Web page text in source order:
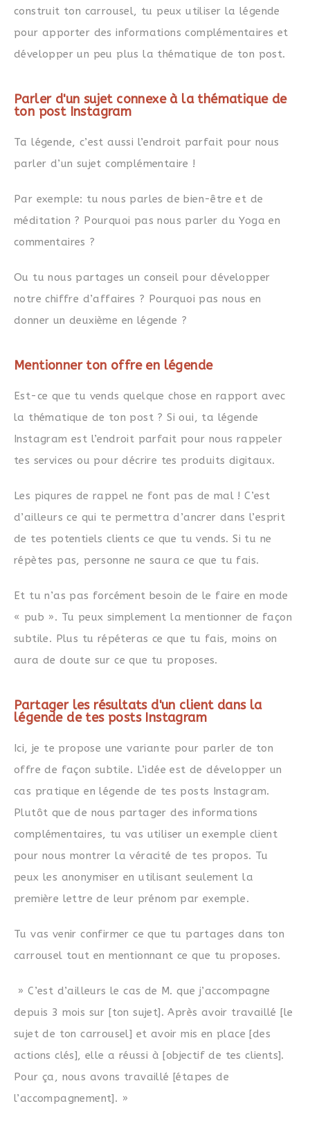
construit ton carrousel, tu peux utiliser la légende
pour apporter des informations complémentaires et
développer un peu plus la thématique de ton post.
Parler d'un sujet connexe à la thématique de
ton post Instagram
Ta légende, c’est aussi l’endroit parfait pour nous
parler d’un sujet complémentaire !
Par exemple: tu nous parles de bien-être et de
méditation ? Pourquoi pas nous parler du Yoga en
commentaires ?
Ou tu nous partages un conseil pour développer
notre chiffre d’affaires ? Pourquoi pas nous en
donner un deuxième en légende ?
Mentionner ton offre en légende
Est-ce que tu vends quelque chose en rapport avec
la thématique de ton post ? Si oui, ta légende
Instagram est l’endroit parfait pour nous rappeler
tes services ou pour décrire tes produits digitaux.
Les piqures de rappel ne font pas de mal ! C’est
d’ailleurs ce qui te permettra d’ancrer dans l’esprit
de tes potentiels clients ce que tu vends. Si tu ne
répètes pas, personne ne saura ce que tu fais.
Et tu n’as pas forcément besoin de le faire en mode
« pub ». Tu peux simplement la mentionner de façon
subtile. Plus tu répéteras ce que tu fais, moins on
aura de doute sur ce que tu proposes.
Partager les résultats d'un client dans la
légende de tes posts Instagram
Ici, je te propose une variante pour parler de ton
offre de façon subtile. L’idée est de développer un
cas pratique en légende de tes posts Instagram.
Plutôt que de nous partager des informations
complémentaires, tu vas utiliser un exemple client
pour nous montrer la véracité de tes propos. Tu
peux les anonymiser en utilisant seulement la
première lettre de leur prénom par exemple.
Tu vas venir confirmer ce que tu partages dans ton
carrousel tout en mentionnant ce que tu proposes.
» C’est d’ailleurs le cas de M. que j’accompagne
depuis 3 mois sur [ton sujet]. Après avoir travaillé [le
sujet de ton carrousel] et avoir mis en place [des
actions clés], elle a réussi à [objectif de tes clients].
Pour ça, nous avons travaillé [étapes de
l’accompagnement]. »